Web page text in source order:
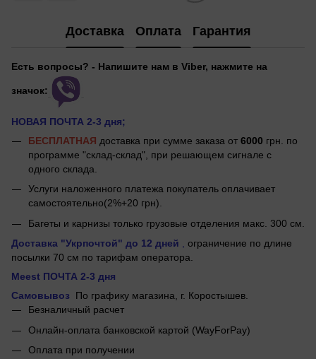
Доставка Оплата Гарантия
Есть вопросы? - Напишите нам в Viber, нажмите на
значок:
НОВАЯ ПОЧТА 2-3 дня;
БЕСПЛАТНАЯ доставка при сумме заказа от 6000 грн. по
программе "склад-склад", при решающем сигнале с
одного склада.
Услуги наложенного платежа покупатель оплачивает
самостоятельно(2%+20 грн).
Багеты и карнизы только грузовые отделения макс. 300 см.
Доставка "Укрпочтой" до 12 дней
ограничение по длине
посылки 70 см по тарифам оператора.
Meest ПОЧТА 2-3 дня
Самовывоз
По графику магазина, г. Коростышев.
Безналичный расчет
Онлайн-оплата банковской картой (WayForPay)
Оплата при получении